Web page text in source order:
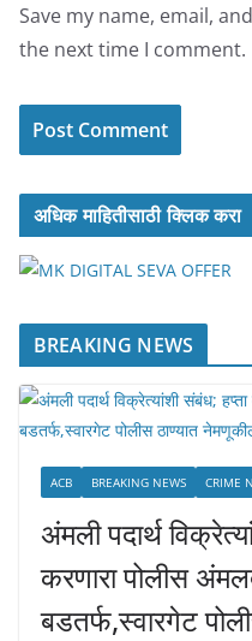
Save my name, email,
the next time I comment.
अधिक माहितीसाठी क्लिक करा
BREAKING NEWS
ACB BREAKING NEWS CRIME
अंमली पदार्थ
करणारा पोलीस
बडतर्फ,स्वारगेट